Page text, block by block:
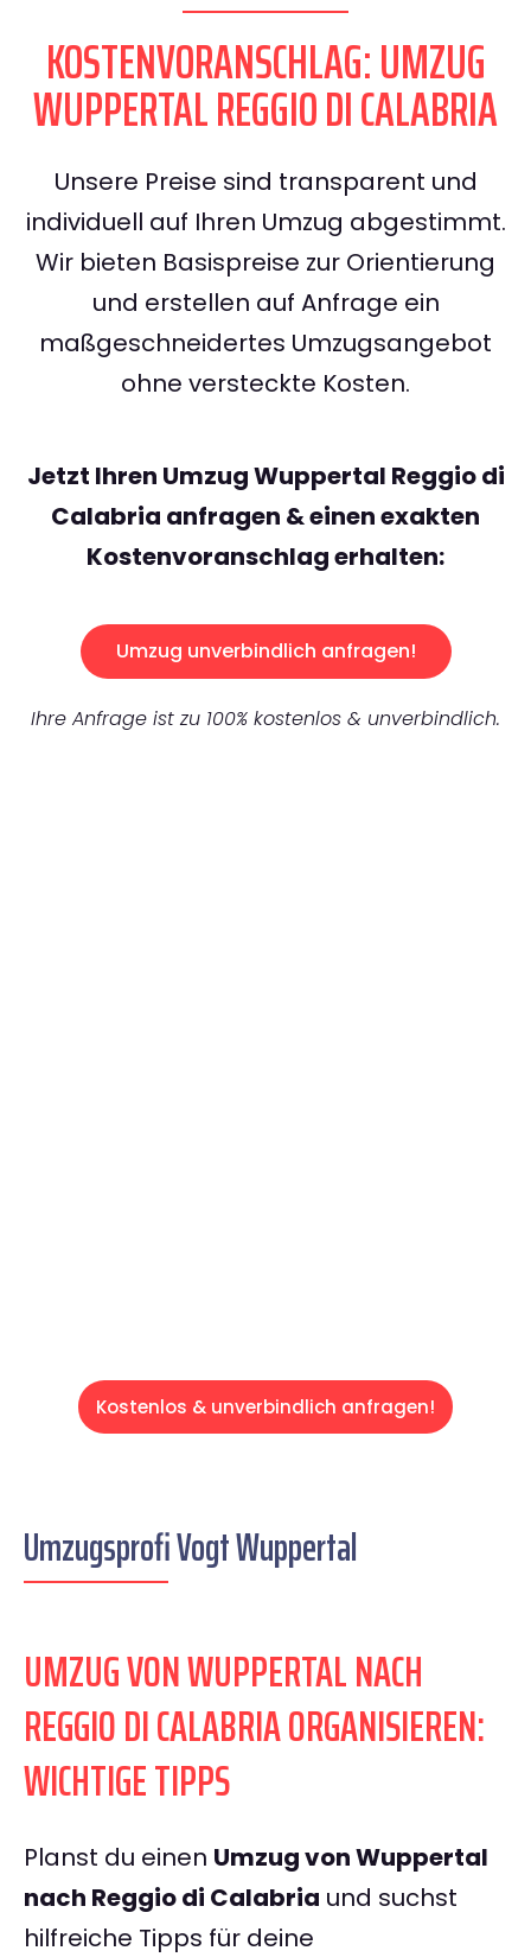
KOSTENVORANSCHLAG: UMZUG
WUPPERTAL REGGIO DI CALABRIA
Unsere Preise sind transparent und
individuell auf Ihren Umzug abgestimmt.
Wir bieten Basispreise zur Orientierung
und erstellen auf Anfrage ein
maßgeschneidertes Umzugsangebot
ohne versteckte Kosten.
Jetzt Ihren Umzug Wuppertal Reggio di
Calabria anfragen & einen exakten
Kostenvoranschlag erhalten:
Umzug unverbindlich anfragen!
Ihre Anfrage ist zu 100% kostenlos & unverbindlich.
Kostenlos & unverbindlich anfragen!
Umzugsprofi Vogt Wuppertal
UMZUG VON WUPPERTAL NACH
REGGIO DI CALABRIA ORGANISIEREN:
WICHTIGE TIPPS
Planst du einen Umzug von Wuppertal
nach Reggio di Calabria und suchst
hilfreiche Tipps für deine